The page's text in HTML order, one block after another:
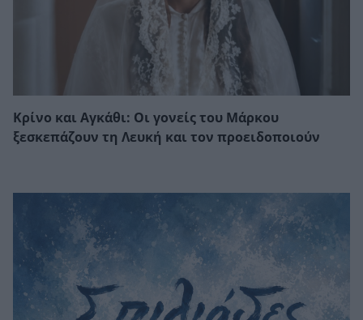
Κρίνο και Αγκάθι: Οι γονείς του Μάρκου
ξεσκεπάζουν τη Λευκή και τον προειδοποιούν